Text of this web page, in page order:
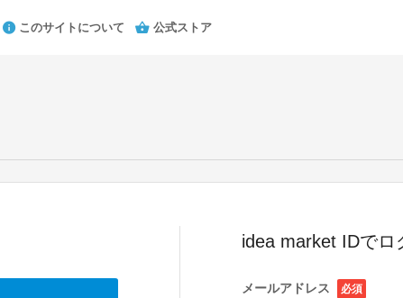
このサイトについて 公式ストア
idea market IDでロ
メールアドレス 必須